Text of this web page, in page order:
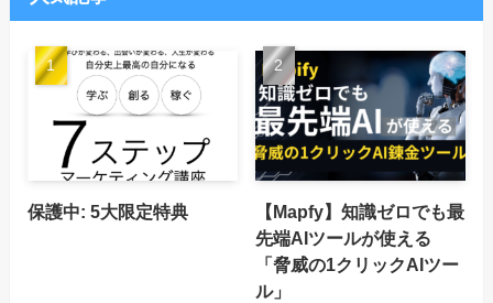
保護中: 5大限定特典
【Mapfy】知識ゼロでも最
先端AIツールが使える
「脅威の1クリックAIツー
ル」